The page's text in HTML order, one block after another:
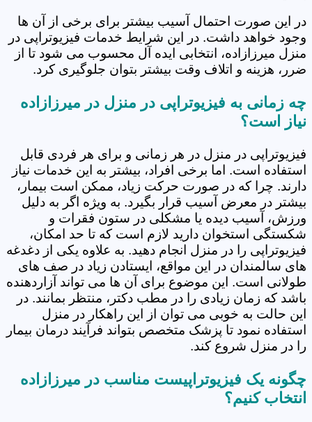
در این صورت احتمال آسیب بیشتر برای برخی از آن ها
وجود خواهد داشت. در این شرایط خدمات فیزیوتراپی در
منزل میرزازاده، انتخابی ایده آل محسوب می شود تا از
ضرر، هزینه و اتلاف وقت بیشتر بتوان جلوگیری کرد.
چه زمانی به فیزیوتراپی در منزل در میرزازاده
نیاز است؟
فیزیوتراپی در منزل در هر زمانی و برای هر فردی قابل
استفاده است. اما برخی افراد، بیشتر به این خدمات نیاز
دارند. چرا که در صورت حرکت زیاد، ممکن است بیمار،
بیشتر در معرض آسیب قرار بگیرد. به ویژه اگر به دلیل
ورزش، آسیب دیده یا مشکلی در ستون فقرات و
شکستگی استخوان دارید لازم است که تا حد امکان،
فیزیوتراپی را در منزل انجام دهید. به علاوه یکی از دغدغه
های سالمندان در این مواقع، ایستادن زیاد در صف های
طولانی است. این موضوع برای آن ها می تواند آزاردهنده
باشد که زمان زیادی را در مطب دکتر، منتظر بمانند. در
این حالت به خوبی می توان از این راهکار در منزل
استفاده نمود تا پزشک متخصص بتواند فرآیند درمان بیمار
را در منزل شروع کند.
چگونه یک فیزیوتراپیست مناسب در میرزازاده
انتخاب کنیم؟